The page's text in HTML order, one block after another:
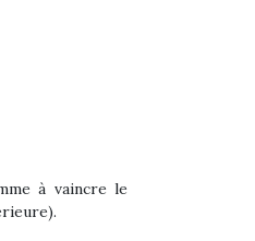
à vaincre le